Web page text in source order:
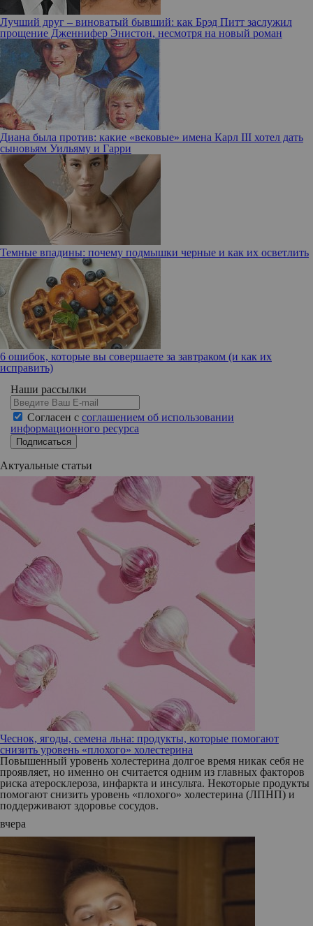
Лучший друг – виноватый бывший: как Брэд Питт заслужил
прощение Дженнифер Энистон, несмотря на новый роман
Диана была против: какие «вековые» имена Карл III хотел дать
сыновьям Уильяму и Гарри
Темные впадины: почему подмышки черные и как их осветлить
6 ошибок, которые вы совершаете за завтраком (и как их
исправить)
Наши рассылки
Согласен с соглашением об использовании
информационного ресурса
Подписаться
Актуальные статьи
Чеснок, ягоды, семена льна: продукты, которые помогают
снизить уровень «плохого» холестерина
Повышенный уровень холестерина долгое время никак себя не
проявляет, но именно он считается одним из главных факторов
риска атеросклероза, инфаркта и инсульта. Некоторые продукты
помогают снизить уровень «плохого» холестерина (ЛПНП) и
поддерживают здоровье сосудов.
вчера